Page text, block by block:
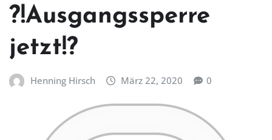
?!Ausgangssperre
jetzt!?
Henning Hirsch März 22, 2020 0